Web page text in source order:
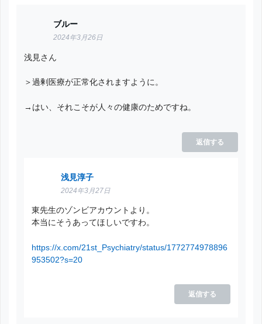
ブルー
2024年3月26日
浅見さん
＞過剰医療が正常化されますように。
→はい、それこそが人々の健康のためですね。
返信する
浅見淳子
2024年3月27日
東先生のゾンビアカウントより。
本当にそうあってほしいですわ。
https://x.com/21st_Psychiatry/status/1772774978896
953502?s=20
返信する